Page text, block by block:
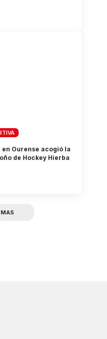
Ourense acogió la
de Hockey Hierba